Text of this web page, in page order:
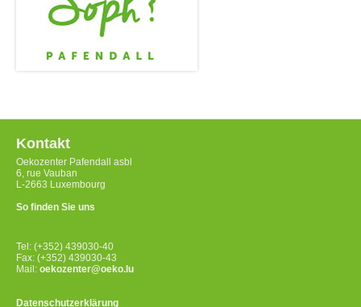
Kontakt
Oekozenter Pafendall asbl
6, rue Vauban
L-2663 Luxembourg
So finden Sie uns
Tel: (+352) 439030-40
Fax: (+352) 439030-43
Mail: oekozenter@oeko.lu
Datenschutzerklärung